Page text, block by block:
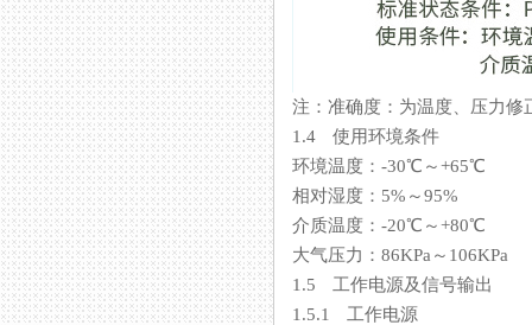
注：准确度：为温度、压
1.4 使用环境条件
环境温度：-30℃～+65℃
相对湿度：5%～95%
介质温度：-20℃～+80℃
大气压力：86KPa～106KPa
1.5 工作电源及信号输出
1.5.1 工作电源